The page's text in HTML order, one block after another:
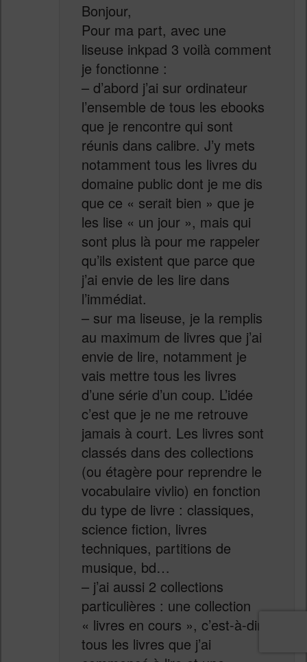
Bonjour,
Pour ma part, avec une
liseuse inkpad 3 voilà comment
je fonctionne :
– d’abord j’ai sur ordinateur
l’ensemble de tous les ebooks
que je rencontre qui sont
réunis dans calibre. J’y mets
notamment tous les livres du
domaine public dont je me dis
que ce « serait bien » que je
les lise « un jour », mais qui
sont plus là pour me rappeler
qu’ils existent que parce que
j’ai envie de les lire dans
l’immédiat.
– sur ma liseuse, je la remplis
au maximum de livres que j’ai
envie de lire, notamment je
vais mettre tous les livres
d’une série d’un coup. L’idée
c’est que je ne me retrouve
jamais à court. Les livres sont
classés dans des collections
(ou étagère pour reprendre le
vocabulaire vivlio) en fonction
du type de livre : classiques,
science fiction, livres
techniques, partitions de
musique, bd…
– j’ai aussi 2 collections
particulières : une collection
« livres en cours », c’est-à-dire
tous les livres que j’ai